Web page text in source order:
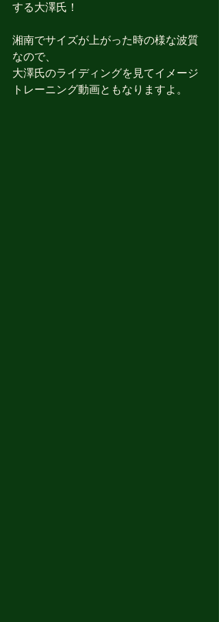
する大澤氏！
湘南でサイズが上がった時の様な波質
なので、
大澤氏のライディングを見てイメージ
トレーニング動画ともなりますよ。